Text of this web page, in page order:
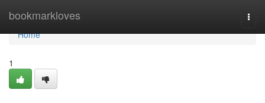
bookmarkloves
Home
Home
1